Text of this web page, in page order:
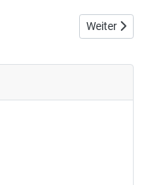
Vorstandsmitglieder
Nächster
Weiter